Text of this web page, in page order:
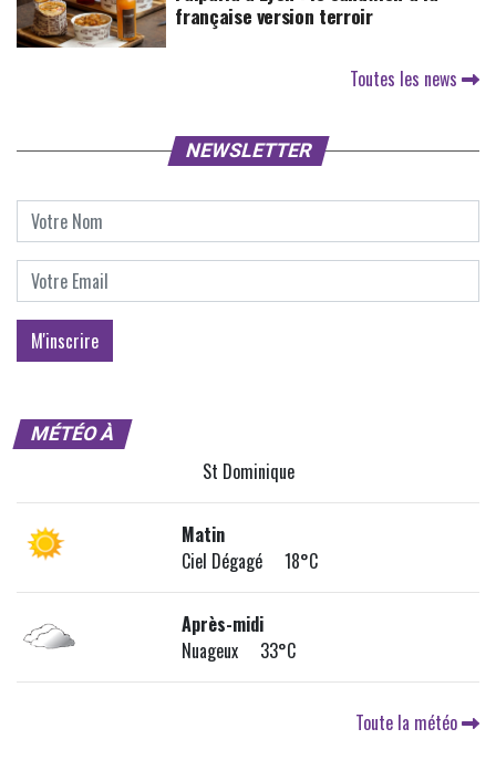
française version terroir
Toutes les news
NEWSLETTER
MÉTÉO À
St Dominique
Matin
Ciel Dégagé 18°C
Après-midi
Nuageux 33°C
Toute la météo